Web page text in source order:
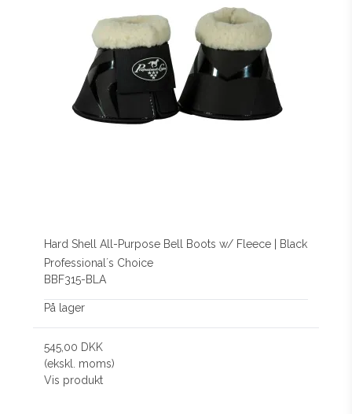
Hard Shell All-Purpose Bell Boots w/ Fleece | Black
Professional´s Choice
BBF315-BLA
På lager
545,00 DKK
(ekskl. moms)
Vis produkt